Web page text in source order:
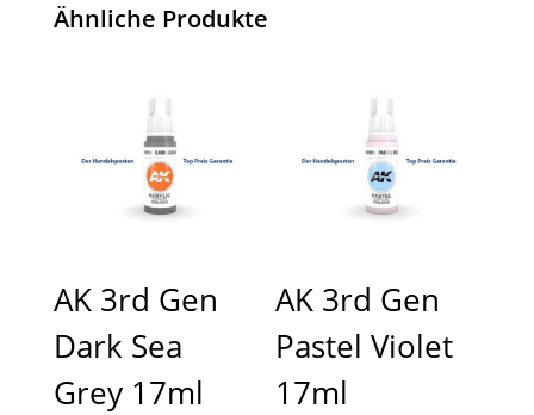
Ähnliche Produkte
AK 3rd Gen
Dark Sea
Grey 17ml
AK 3rd Gen
Pastel Violet
17ml